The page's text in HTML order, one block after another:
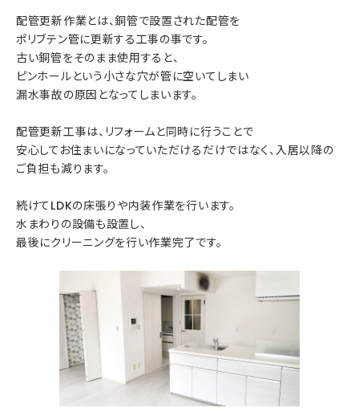
配管更新作業とは、銅管で設置された配管を
ポリブテン管に更新する工事の事です。
古い銅管をそのまま使用すると、
ピンホールという小さな穴が管に空いてしまい
漏水事故の原因となってしまいます。
配管更新工事は、リフォームと同時に行うことで
安心してお住まいになっていただけるだけではなく、入居以降の
ご負担も減ります。
続けてLDKの床張りや内装作業を行います。
水まわりの設備も設置し、
最後にクリーニングを行い作業完了です。